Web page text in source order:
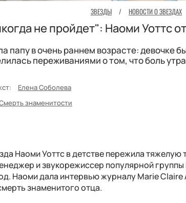
ЗВЕЗДЫ / НОВОСТИ О ЗВЕЗДАХ
не пройдет": Наоми Уоттс
папу в очень раннем возрасте: девочке
переживаниями о том, что боль
Елена Соболева
знаменитости
Наоми Уоттс в детстве пережила тяжелую
и звукорежиссер популярной
Наоми дала интервью журналу Marie
знаменитого отца.